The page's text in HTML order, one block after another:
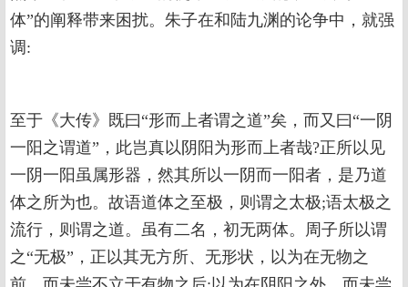
体”的阐释带来困扰。朱子在和陆九渊的论争中，就强
调:
至于《大传》既曰“形而上者谓之道”矣，而又曰“一阴
一阳之谓道”，此岂真以阴阳为形而上者哉?正所以见
一阴一阳虽属形器，然其所以一阴而一阳者，是乃道
体之所为也。故语道体之至极，则谓之太极;语太极之
流行，则谓之道。虽有二名，初无两体。周子所以谓
之“无极”，正以其无方所、无形状，以为在无物之